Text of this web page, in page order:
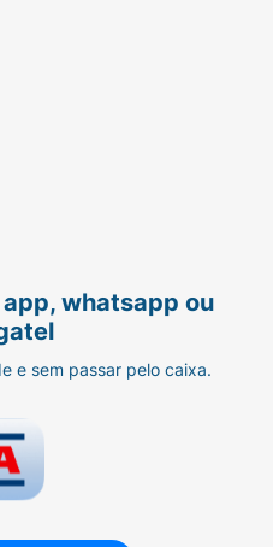
whatsapp ou
e sem passar pelo caixa.